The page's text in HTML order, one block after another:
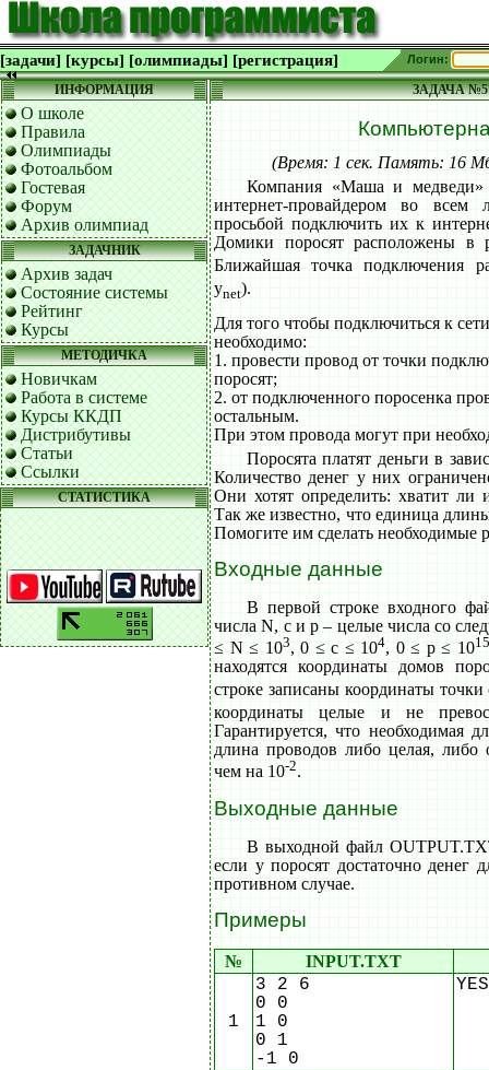
[задачи] [курсы] [олимпиады] [регистрация] Логин:
ИНФОРМАЦИЯ
О школе
Правила
Олимпиады
Фотоальбом
Гостевая
Форум
Архив олимпиад
ЗАДАЧНИК
Архив задач
Состояние системы
Рейтинг
Курсы
МЕТОДИЧКА
Новичкам
Работа в системе
Курсы ККДП
Дистрибутивы
Статьи
Ссылки
СТАТИСТИКА
ЗАДАЧА
(Время: 1 сек. Память: 16
Компания «Маша и медведи»
интернет-провайдером во
просьбой подключить их к
Домики поросят расположены в
Ближайшая точка подключения
ynet).
Для того чтобы подключиться к
необходимо:
1. провести провод от точки
поросят;
2. от подключенного поросенка
остальным.
При этом провода могут при
Поросята платят деньги в
Количество денег у них
Они хотят определить: хватит ли
Так же известно, что единица
Помогите им сделать необходимые
Входные данные
В первой строке входного
числа N, с и p – целые числа со
≤ N ≤ 103, 0 ≤ c ≤ 104, 0 ≤ p ≤ 1015
находятся координаты домов
строке записаны координаты
координаты целые и не
Гарантируется, что необходимая
длина проводов либо целая, либо
чем на 10-2.
Выходные данные
В выходной файл
если у поросят достаточно денег
противном случае.
Примеры
№ INPUT.TXT
1
3 2 6
0 0
1 0
0 1
-1 0
YES